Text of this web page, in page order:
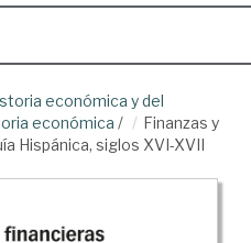
económica y del
económica /
Finanzas y
Hispánica, siglos XVI-XVII